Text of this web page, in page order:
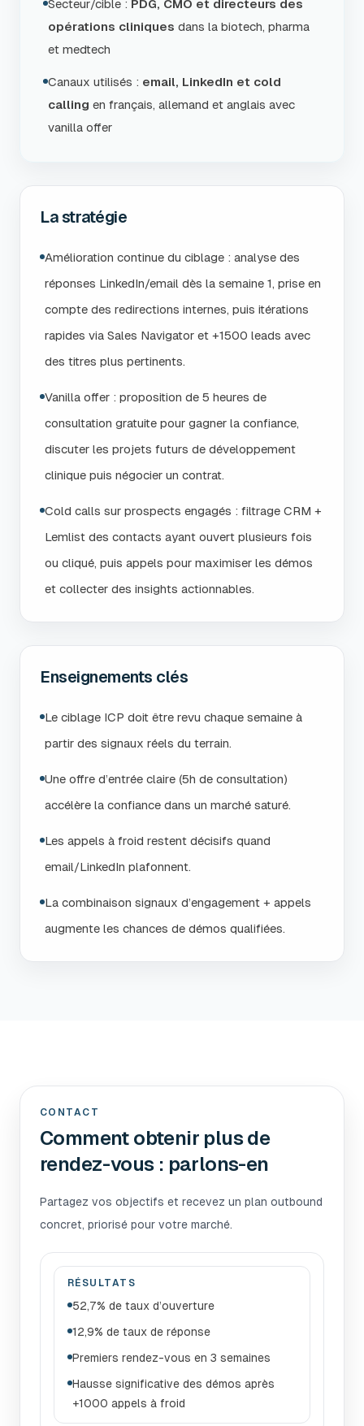
Secteur/cible : PDG, CMO et directeurs des
opérations cliniques dans la biotech, pharma
et medtech
Canaux utilisés : email, LinkedIn et cold
calling en français, allemand et anglais avec
vanilla offer
La stratégie
Amélioration continue du ciblage : analyse des
réponses LinkedIn/email dès la semaine 1, prise en
compte des redirections internes, puis itérations
rapides via Sales Navigator et +1500 leads avec
des titres plus pertinents.
Vanilla offer : proposition de 5 heures de
consultation gratuite pour gagner la confiance,
discuter les projets futurs de développement
clinique puis négocier un contrat.
Cold calls sur prospects engagés : filtrage CRM +
Lemlist des contacts ayant ouvert plusieurs fois
ou cliqué, puis appels pour maximiser les démos
et collecter des insights actionnables.
Enseignements clés
Le ciblage ICP doit être revu chaque semaine à
partir des signaux réels du terrain.
Une offre d’entrée claire (5h de consultation)
accélère la confiance dans un marché saturé.
Les appels à froid restent décisifs quand
email/LinkedIn plafonnent.
La combinaison signaux d’engagement + appels
augmente les chances de démos qualifiées.
CONTACT
Comment obtenir plus de
rendez-vous : parlons-en
Partagez vos objectifs et recevez un plan outbound
concret, priorisé pour votre marché.
RÉSULTATS
52,7% de taux d’ouverture
12,9% de taux de réponse
Premiers rendez-vous en 3 semaines
Hausse significative des démos après
+1000 appels à froid